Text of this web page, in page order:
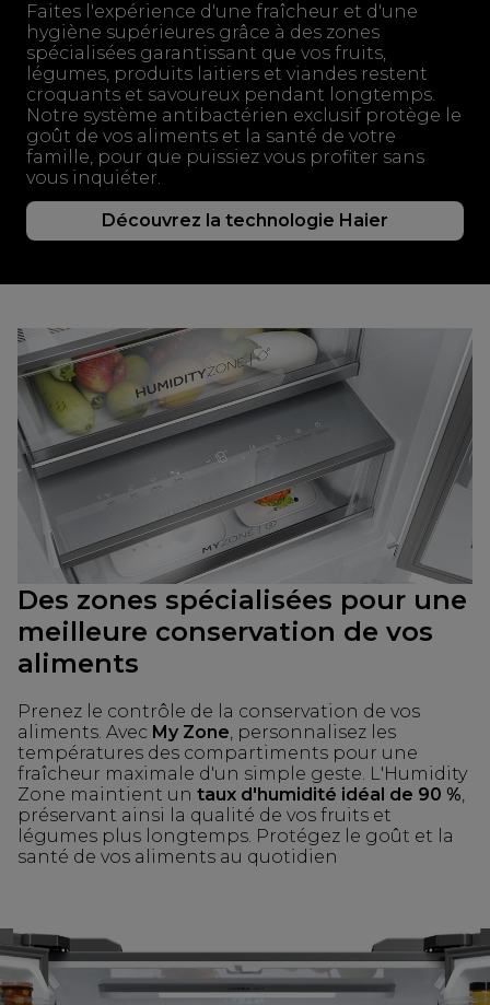
Faites l'expérience d'une fraîcheur et d'une
hygiène supérieures grâce à des zones
spécialisées garantissant que vos fruits,
légumes, produits laitiers et viandes restent
croquants et savoureux pendant longtemps.
Notre système antibactérien exclusif protège le
goût de vos aliments et la santé de votre
famille, pour que puissiez vous profiter sans
vous inquiéter.
Découvrez la technologie Haier
Des zones spécialisées pour une
meilleure conservation de vos
aliments
Prenez le contrôle de la conservation de vos
aliments. Avec My Zone, personnalisez les
températures des compartiments pour une
fraîcheur maximale d'un simple geste. L'Humidity
Zone maintient un taux d'humidité idéal de 90 %,
préservant ainsi la qualité de vos fruits et
légumes plus longtemps. Protégez le goût et la
santé de vos aliments au quotidien